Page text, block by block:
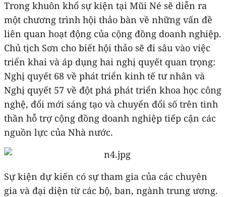
Trong khuôn khổ sự kiện tại Mũi Né sẽ diễn ra
một chương trình hội thảo bàn về những vấn đề
liên quan hoạt động của cộng đồng doanh nghiệp.
Chủ tịch Sơn cho biết hội thảo sẽ đi sâu vào việc
triển khai và áp dụng hai nghị quyết quan trọng:
Nghị quyết 68 về phát triển kinh tế tư nhân và
Nghị quyết 57 về đột phá phát triển khoa học công
nghệ, đổi mới sáng tạo và chuyển đổi số trên tinh
thần hỗ trợ cộng đồng doanh nghiệp tiếp cận các
nguồn lực của Nhà nước.
Sự kiện dự kiến có sự tham gia của các chuyên
gia và đại diện từ các bộ, ban, ngành trung ương.